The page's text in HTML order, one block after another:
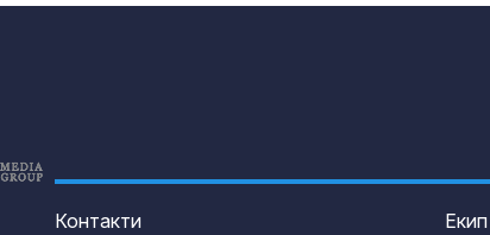
Контакти Екип